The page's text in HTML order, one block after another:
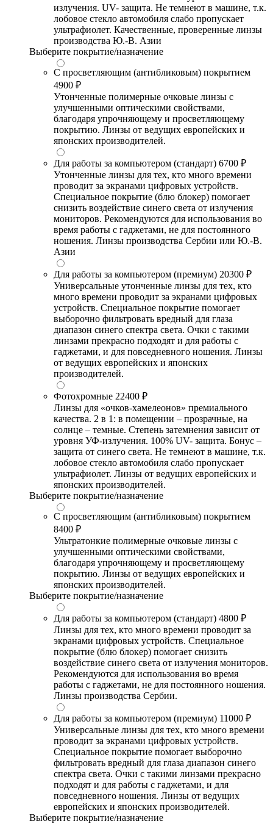
излучения. UV- защита. Не темнеют в машине, т.к.
лобовое стекло автомобиля слабо пропускает
ультрафиолет. Качественные, проверенные линзы
производства Ю.-В. Азии
Выберите покрытие/назначение
С просветляющим (антибликовым) покрытием
4900 ₽
Утонченные полимерные очковые линзы с
улучшенными оптическими свойствами,
благодаря упрочняющему и просветляющему
покрытию. Линзы от ведущих европейских и
японских производителей.
Для работы за компьютером (стандарт) 6700 ₽
Утонченные линзы для тех, кто много времени
проводит за экранами цифровых устройств.
Специальное покрытие (блю блокер) помогает
снизить воздействие синего света от излучения
мониторов. Рекомендуются для использования во
время работы с гаджетами, не для постоянного
ношения. Линзы производства Сербии или Ю.-В.
Азии
Для работы за компьютером (премиум) 20300 ₽
Универсальные утонченные линзы для тех, кто
много времени проводит за экранами цифровых
устройств. Специальное покрытие помогает
выборочно фильтровать вредный для глаза
диапазон синего спектра света. Очки с такими
линзами прекрасно подходят и для работы с
гаджетами, и для повседневного ношения. Линзы
от ведущих европейских и японских
производителей.
Фотохромные 22400 ₽
Линзы для «очков-хамелеонов» премиального
качества. 2 в 1: в помещении – прозрачные, на
солнце – темные. Степень затемнения зависит от
уровня УФ-излучения. 100% UV- защита. Бонус –
защита от синего света. Не темнеют в машине, т.к.
лобовое стекло автомобиля слабо пропускает
ультрафиолет. Линзы от ведущих европейских и
японских производителей.
Выберите покрытие/назначение
С просветляющим (антибликовым) покрытием
8400 ₽
Ультратонкие полимерные очковые линзы с
улучшенными оптическими свойствами,
благодаря упрочняющему и просветляющему
покрытию. Линзы от ведущих европейских и
японских производителей.
Выберите покрытие/назначение
Для работы за компьютером (стандарт) 4800 ₽
Линзы для тех, кто много времени проводит за
экранами цифровых устройств. Специальное
покрытие (блю блокер) помогает снизить
воздействие синего света от излучения мониторов.
Рекомендуются для использования во время
работы с гаджетами, не для постоянного ношения.
Линзы производства Сербии.
Для работы за компьютером (премиум) 11000 ₽
Универсальные линзы для тех, кто много времени
проводит за экранами цифровых устройств.
Специальное покрытие помогает выборочно
фильтровать вредный для глаза диапазон синего
спектра света. Очки с такими линзами прекрасно
подходят и для работы с гаджетами, и для
повседневного ношения. Линзы от ведущих
европейских и японских производителей.
Выберите покрытие/назначение